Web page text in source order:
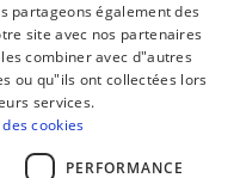
BASQUE
FRENCH
partageons également des
site avec nos partenaires
combiner avec d"autres
ou qu"ils ont collectées lors
services.
cookies
PERFORMANCE